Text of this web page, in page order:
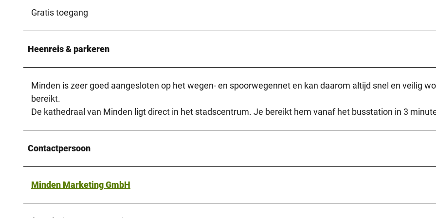
Gratis toegang
Heenreis & parkeren
Minden is zeer goed aangesloten op het wegen- en spoorwegennet en kan daarom altijd snel en veilig
bereikt.
De kathedraal van Minden ligt direct in het stadscentrum. Je bereikt hem vanaf het busstation in 3
Contactpersoon
Minden Marketing GmbH